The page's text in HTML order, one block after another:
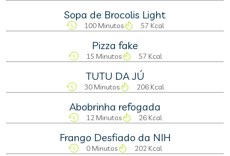
Sopa de Brocolis Light
100 Minutos 57 Kcal
Pizza fake
15 Minutos 57 Kcal
TUTU DA JÚ
30 Minutos 206 Kcal
Abobrinha refogada
12 Minutos 26 Kcal
Frango Desfiado da NIH
0 Minutos 202 Kcal